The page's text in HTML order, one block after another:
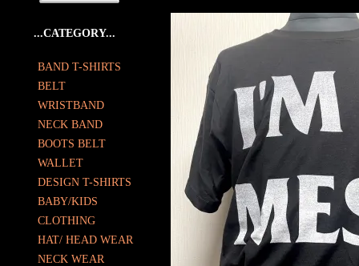
...CATEGORY...
BAND T-SHIRTS
BELT
WRISTBAND
NECK BAND
BOOTS BELT
WALLET
DESIGN T-SHIRTS
BABY/KIDS
CLOTHING
HAT/ HEAD WEAR
NECK WEAR